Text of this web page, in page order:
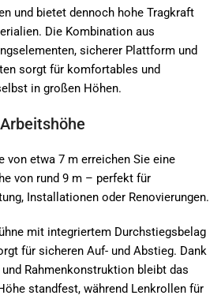
und bietet dennoch hohe Tragkraft
Die Kombination aus
sicherer Plattform und
sorgt für komfortables und
in großen Höhen.
von etwa 7 m erreichen Sie eine
von rund 9 m – perfekt für
Installationen oder Renovierungen.
mit integriertem Durchstiegsbelag
für sicheren Auf- und Abstieg. Dank
Rahmenkonstruktion bleibt das
standfest, während Lenkrollen für